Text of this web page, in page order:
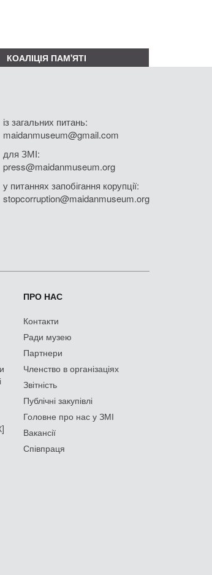
КОАЛІЦІЯ ПАМ'ЯТІ
із загальних питань:
maidanmuseum@gmail.com
для ЗМІ:
press@maidanmuseum.org
у питаннях запобігання корупції:
stopcorruption@maidanmuseum.org
ПРО НАС
Контакти
Ради музею
Партнери
Членство в організаціях
Звітність
Публічні закупівлі
Головне про нас у ЗМІ
Вакансії
Співпраця